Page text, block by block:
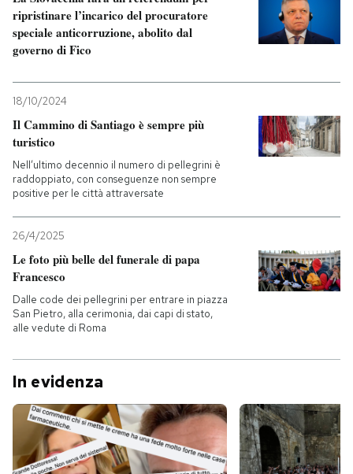
ripristinare l’incarico del procuratore
speciale anticorruzione, abolito dal
governo di Fico
18/10/2024
Il Cammino di Santiago è sempre più
turistico
Nell’ultimo decennio il numero di pellegrini è
raddoppiato, con conseguenze non sempre
positive per le città attraversate
26/4/2025
Le foto più belle del funerale di papa
Francesco
Dalle code dei pellegrini per entrare in piazza
San Pietro, alla cerimonia, dai capi di stato,
alle vedute di Roma
In evidenza